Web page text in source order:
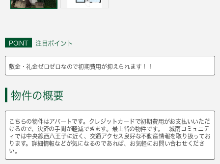
POINT 注目ポイント
敷金・礼金ゼロゼロなので初期費用が抑えられます！！
物件の概要
こちらの物件はアパートです。クレジットカードで初期費用がお支払いいただ
けるので、決済の手間が軽減できます。最上階の物件です。 城南コミュニテ
ィでは中央線西八王子に近く、交通アクセス良好な不動産情報を取り扱ってお
ります。詳細情報などが気になるのであれば、お気軽にお問い合わせくださ
い。